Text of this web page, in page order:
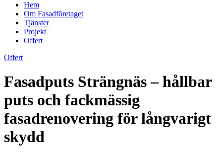
Hem
Om Fasadföretaget
Tjänster
Projekt
Offert
Offert
Fasadputs Strängnäs – hållbar
puts och fackmässig
fasadrenovering för långvarigt
skydd